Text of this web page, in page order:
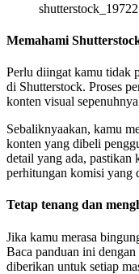
Memahami
Perlu diingat kamu tidak
di Shutterstock. Proses
konten visual
Sebaliknyaakan, kamu
konten yang dibeli
detail yang ada, pastikan
perhitungan komisi yang
Tetap tenang dan
Jika kamu merasa
Baca panduan ini
diberikan untuk setiap